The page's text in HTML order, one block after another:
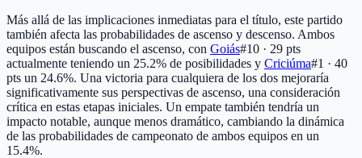
Más allá de las implicaciones inmediatas para el título, este partido
también afecta las probabilidades de ascenso y descenso. Ambos
equipos están buscando el ascenso, con Goiás#10 · 29 pts
actualmente teniendo un 25.2% de posibilidades y Criciúma#1 · 40
pts un 24.6%. Una victoria para cualquiera de los dos mejoraría
significativamente sus perspectivas de ascenso, una consideración
crítica en estas etapas iniciales. Un empate también tendría un
impacto notable, aunque menos dramático, cambiando la dinámica
de las probabilidades de campeonato de ambos equipos en un
15.4%.